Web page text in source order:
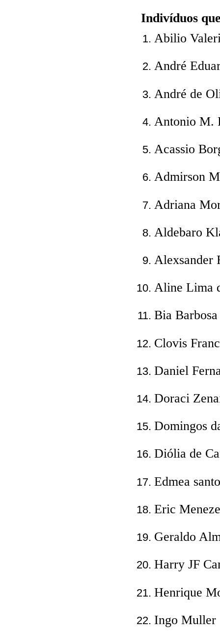
Indivíduos
Abilio
André
André de
Antonio M.
Acassio
Admirson
Adriana
Aldebaro
Alexsander
Aline Lima
Bia
Clovis
Daniel
Doraci
Domingos
Diólia de
Edmea
Eric
Geraldo
Harry JF
Henrique
Ingo Muller